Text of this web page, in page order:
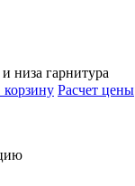
низа гарнитура
корзину Расчет цены